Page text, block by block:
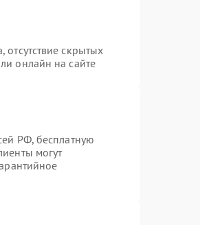
скрытых
онлайн на сайте
РФ, бесплатную
могут